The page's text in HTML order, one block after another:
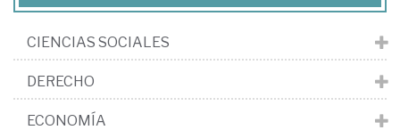
CIENCIAS SOCIALES
DERECHO
ECONOMÍA